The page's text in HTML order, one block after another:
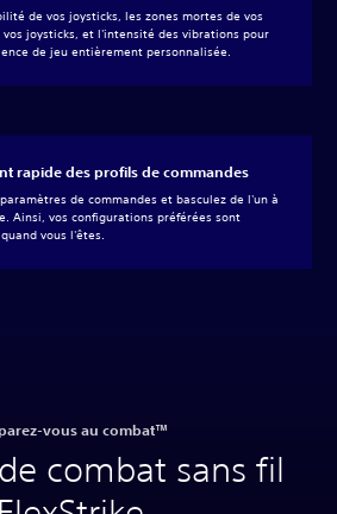
de vos joysticks, les zones mortes de vos
joysticks, et l'intensité des vibrations pour
de jeu entièrement personnalisée.
rapide des profils de commandes
de commandes et basculez de l'un à
Ainsi, vos configurations préférées sont
vous l'êtes.
vous au combat™
combat sans fil